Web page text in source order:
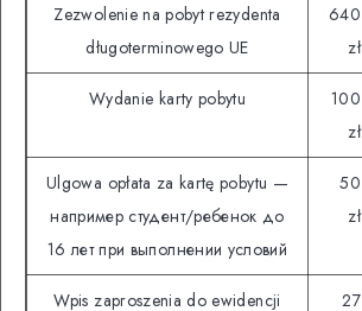
Zezwolenie na pobyt rezydenta
długoterminowego UE
640
zł
Wydanie karty pobytu
100
zł
Ulgowa opłata za kartę pobytu —
например студент/ребенок до
16 лет при выполнении условий
50
zł
Wpis zaproszenia do ewidencji 27